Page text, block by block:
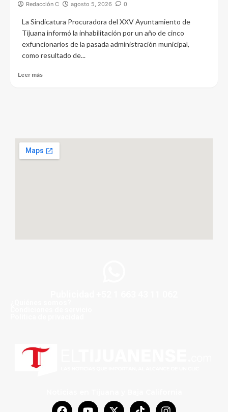
Redacción C agosto 5, 2026 0
La Sindicatura Procuradora del XXV Ayuntamiento de
Tijuana informó la inhabilitación por un año de cinco
exfuncionarios de la pasada administración municipal,
como resultado de...
Leer más